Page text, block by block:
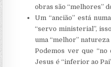
obras são “melhores”
Um “ancião” está
“servo ministerial”,
uma “melhor” natureza
Podemos ver que “no
Jesus é “inferior ao